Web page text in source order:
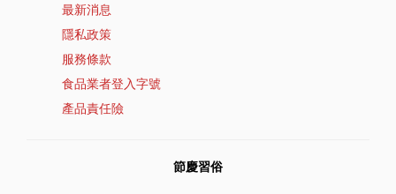
最新消息
隱私政策
服務條款
食品業者登入字號
產品責任險
節慶習俗